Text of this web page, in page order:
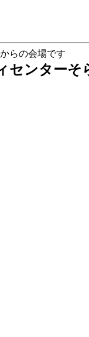
らの会場です
センターそ